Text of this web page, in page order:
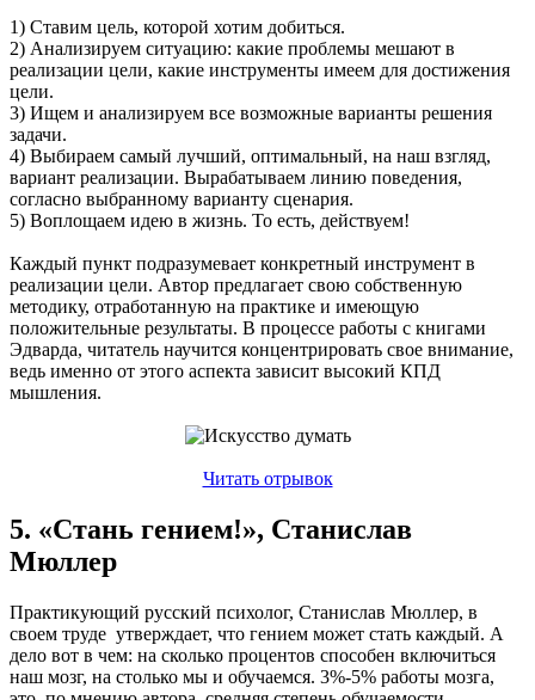
1) Ставим цель, которой хотим добиться.
2) Анализируем ситуацию: какие проблемы мешают в
реализации цели, какие инструменты имеем для достижения
цели.
3) Ищем и анализируем все возможные варианты решения
задачи.
4) Выбираем самый лучший, оптимальный, на наш взгляд,
вариант реализации. Вырабатываем линию поведения,
согласно выбранному варианту сценария.
5) Воплощаем идею в жизнь. То есть, действуем!
Каждый пункт подразумевает конкретный инструмент в
реализации цели. Автор предлагает свою собственную
методику, отработанную на практике и имеющую
положительные результаты. В процессе работы с книгами
Эдварда, читатель научится концентрировать свое внимание,
ведь именно от этого аспекта зависит высокий КПД
мышления.
Читать отрывок
5. «Стань гением!», Станислав
Мюллер
Практикующий русский психолог, Станислав Мюллер, в
своем труде утверждает, что гением может стать каждый. А
дело вот в чем: на сколько процентов способен включиться
наш мозг, на столько мы и обучаемся. 3%-5% работы мозга,